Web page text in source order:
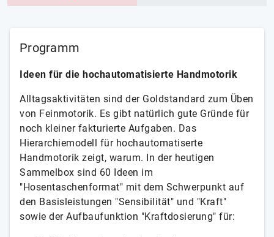
Programm
Ideen für die hochautomatisierte Handmotorik
Alltagsaktivitäten sind der Goldstandard zum Üben
von Feinmotorik. Es gibt natürlich gute Gründe für
noch kleiner fakturierte Aufgaben. Das
Hierarchiemodell für hochautomatiserte
Handmotorik zeigt, warum. In der heutigen
Sammelbox sind 60 Ideen im
"Hosentaschenformat" mit dem Schwerpunkt auf
den Basisleistungen "Sensibilität" und "Kraft"
sowie der Aufbaufunktion "Kraftdosierung" für: